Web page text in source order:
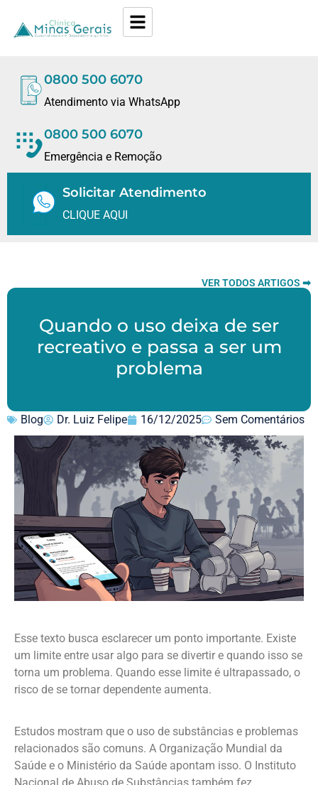
0800 500 6070
Atendimento via WhatsApp
0800 500 6070
Emergência e Remoção
Solicitar Atendimento
CLIQUE AQUI
VER TODOS ARTIGOS ➡
Quando o uso deixa de ser
recreativo e passa a ser um
problema
Blog Dr. Luiz Felipe 16/12/2025 Sem Comentários
Esse texto busca esclarecer um ponto importante. Existe
um limite entre usar algo para se divertir e quando isso se
torna um problema. Quando esse limite é ultrapassado, o
risco de se tornar dependente aumenta.
Estudos mostram que o uso de substâncias e problemas
relacionados são comuns. A Organização Mundial da
Saúde e o Ministério da Saúde apontam isso. O Instituto
Nacional de Abuso de Substâncias também fez